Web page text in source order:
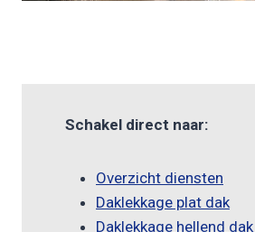
Schakel direct naar:
Overzicht diensten
Daklekkage plat dak
Daklekkage hellend dak